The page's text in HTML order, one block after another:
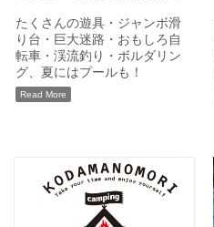
たくさんの遊具・ジャンボ滑
り台・巨大迷路・おもしろ自
転車・渓流釣り・ボルダリン
グ、夏にはプールも！
Read More